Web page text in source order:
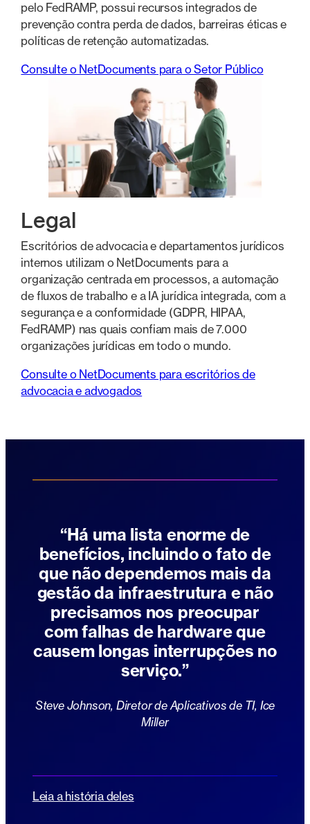
pelo FedRAMP, possui recursos integrados de
prevenção contra perda de dados, barreiras éticas e
políticas de retenção automatizadas.
Consulte o NetDocuments para o Setor Público
Legal
Escritórios de advocacia e departamentos jurídicos
internos utilizam o NetDocuments para a
organização centrada em processos, a automação
de fluxos de trabalho e a IA jurídica integrada, com a
segurança e a conformidade (GDPR, HIPAA,
FedRAMP) nas quais confiam mais de 7.000
organizações jurídicas em todo o mundo.
Consulte o NetDocuments para escritórios de
advocacia e advogados
“Há uma lista enorme de
benefícios, incluindo o fato de
que não dependemos mais da
gestão da infraestrutura e não
precisamos nos preocupar
com falhas de hardware que
causem longas interrupções no
serviço.”
Steve Johnson, Diretor de Aplicativos de TI, Ice
Miller
Leia a história deles